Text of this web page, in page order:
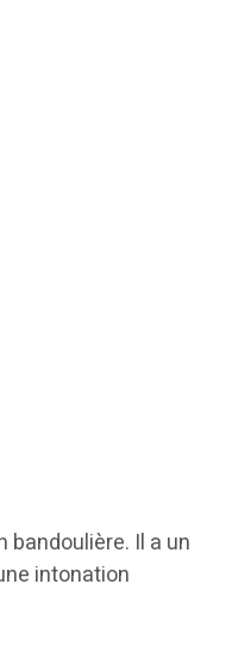
bandoulière. Il a un
intonation